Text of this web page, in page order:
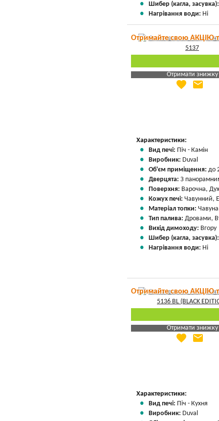
Шибер (кагла,
Нагрівання води: Ні
Отримайте свою АКЦІЮ
Отримати знижку
Яка Ваша ціна
favorite email
Характеристики:
Вид печі: Піч - Камін
Виробник: Duval
Об'єм приміщення: до
Дверцята: З
Поверхня: Варочна,
Кожух печі: Чавунний,
Матеріал топки:
Тип палива: Дровами,
Вихід димоходу: Вгору
Шибер (кагла,
Нагрівання води: Ні
Отримайте свою АКЦІЮ
Отримати знижку
Яка Ваша ціна
favorite email
Характеристики:
Вид печі: Піч - Кухня
Виробник: Duval